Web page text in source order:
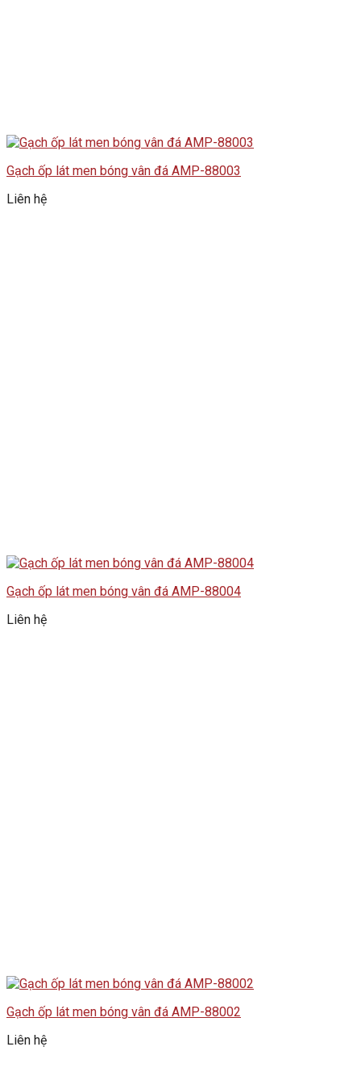
Gạch ốp lát men bóng vân đá AMP-88003
Liên hệ
Gạch ốp lát men bóng vân đá AMP-88004
Liên hệ
Gạch ốp lát men bóng vân đá AMP-88002
Liên hệ